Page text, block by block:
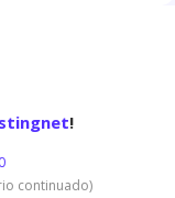
!
continuado)